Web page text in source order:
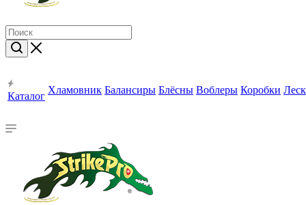
Каталог
Хламовник Балансиры Блёсны Воблеры Коробки